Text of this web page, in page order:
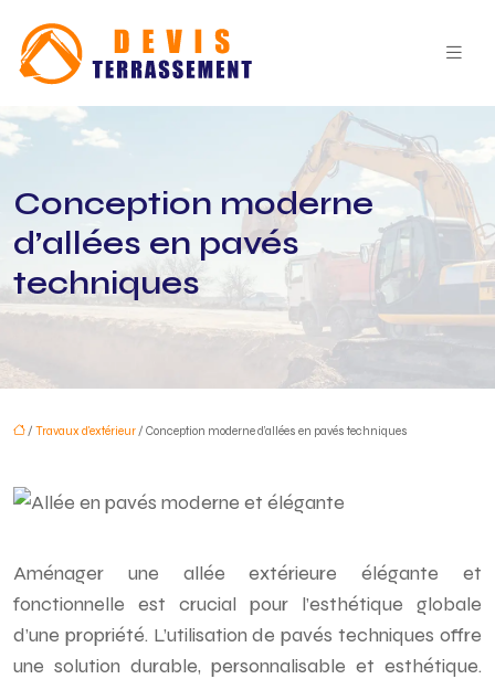
Conception moderne
d’allées en pavés
techniques
/ Travaux d'extérieur/ Conception moderne d’allées en pavés techniques
Aménager une allée extérieure élégante et
fonctionnelle est crucial pour l’esthétique globale
d’une propriété. L’utilisation de pavés techniques offre
une solution durable, personnalisable et esthétique.